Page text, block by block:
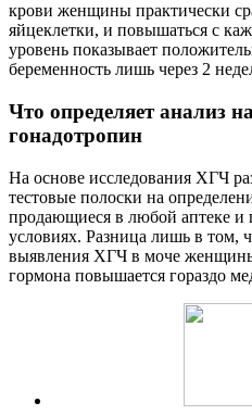
крови женщины практически
яйцеклетки, и повышаться с
уровень показывает
беременность лишь через 2
Что определяет анализ
гонадотропин
На основе исследования ХГЧ
тестовые полоски на
продающиеся в любой аптеке
условиях. Разница лишь в том,
выявления ХГЧ в моче
гормона повышается гораздо